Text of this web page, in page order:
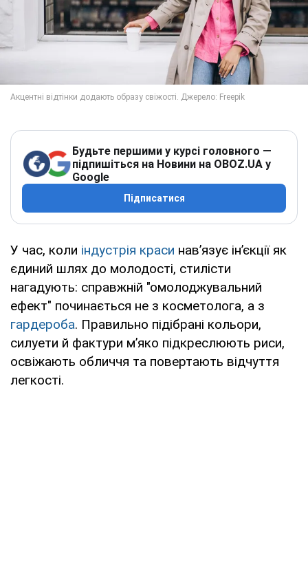
Будьте першими у курсі головного —
підпишіться на Новини на OBOZ.UA у
Google
Підписатися
У час, коли індустрія краси нав’язує інʼєкції як
єдиний шлях до молодості, стилісти
нагадують: справжній "омолоджувальний
ефект" починається не з косметолога, а з
гардероба. Правильно підібрані кольори,
силуети й фактури м’яко підкреслюють риси,
освіжають обличчя та повертають відчуття
легкості.